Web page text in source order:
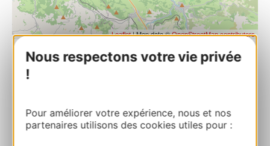
Nous respectons votre vie privée
!
Pour améliorer votre expérience, nous et nos
partenaires utilisons des cookies utiles pour :
Leaflet| Map data ©OpenStreetMap contributors
Evelyne Cavalié
Apt CSaint-Cyprien-sur-Dourdou 12320